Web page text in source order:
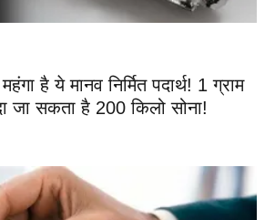
है ये मानव निर्मित पदार्थ! 1 ग्राम
जा सकता है 200 किलो सोना!